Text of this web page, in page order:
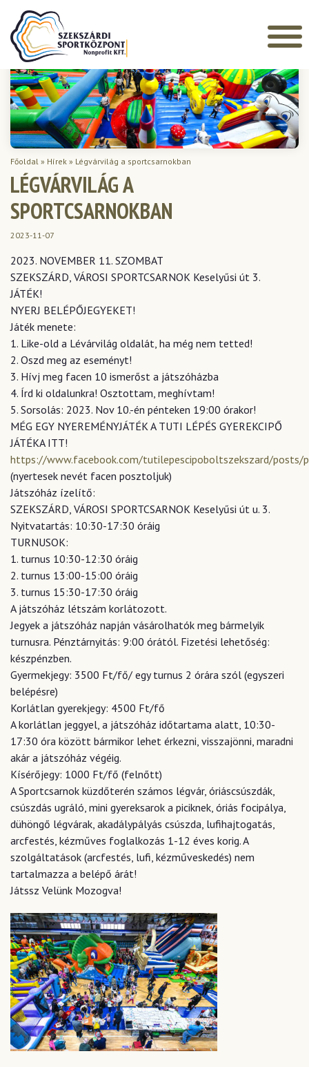
Főoldal » Hírek » Légvárvilág a sportcsarnokban
LÉGVÁRVILÁG A
SPORTCSARNOKBAN
2023-11-07
2023. NOVEMBER 11. SZOMBAT
SZEKSZÁRD, VÁROSI SPORTCSARNOK Keselyűsi út 3.
JÁTÉK!
NYERJ BELÉPŐJEGYEKET!
Játék menete:
1. Like-old a Lévárvilág oldalát, ha még nem tetted!
2. Oszd meg az eseményt!
3. Hívj meg facen 10 ismerőst a játszóházba
4. Írd ki oldalunkra! Osztottam, meghívtam!
5. Sorsolás: 2023. Nov 10.-én pénteken 19:00 órakor!
MÉG EGY NYEREMÉNYJÁTÉK A TUTI LÉPÉS GYEREKCIPŐ
JÁTÉKA ITT!
https://www.facebook.com/tutilepescipoboltszekszard/posts/
(nyertesek nevét facen posztoljuk)
Játszóház ízelítő:
SZEKSZÁRD, VÁROSI SPORTCSARNOK Keselyűsi út u. 3.
Nyitvatartás: 10:30-17:30 óráig
TURNUSOK:
1. turnus 10:30-12:30 óráig
2. turnus 13:00-15:00 óráig
3. turnus 15:30-17:30 óráig
A játszóház létszám korlátozott.
Jegyek a játszóház napján vásárolhatók meg bármelyik
turnusra. Pénztárnyitás: 9:00 órától. Fizetési lehetőség:
készpénzben.
Gyermekjegy: 3500 Ft/fő/ egy turnus 2 órára szól (egyszeri
belépésre)
Korlátlan gyerekjegy: 4500 Ft/fő
A korlátlan jeggyel, a játszóház időtartama alatt, 10:30-
17:30 óra között bármikor lehet érkezni, visszajönni, maradni
akár a játszóház végéig.
Kísérőjegy: 1000 Ft/fő (felnőtt)
A Sportcsarnok küzdőterén számos légvár, óriáscsúszdák,
csúszdás ugráló, mini gyereksarok a piciknek, óriás focipálya,
dühöngő légvárak, akadálypályás csúszda, lufihajtogatás,
arcfestés, kézműves foglalkozás 1-12 éves korig. A
szolgáltatások (arcfestés, lufi, kézműveskedés) nem
tartalmazza a belépő árát!
Játssz Velünk Mozogva!